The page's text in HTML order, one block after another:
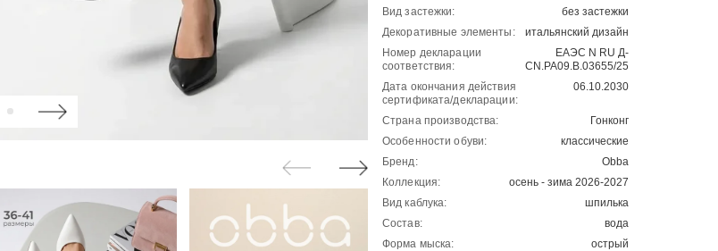
Вид застежки:
без застежки
Декоративные элементы:
итальянский дизайн
Номер декларации
соответствия:
ЕАЭС N RU Д-
CN.РА09.В.03655/25
Дата окончания действия
сертификата/декларации:
06.10.2030
Страна производства:
Гонконг
Особенности обуви:
классические
Бренд:
Obba
Коллекция:
осень - зима 2026-2027
Вид каблука:
шпилька
Состав:
вода
Форма мыска:
острый